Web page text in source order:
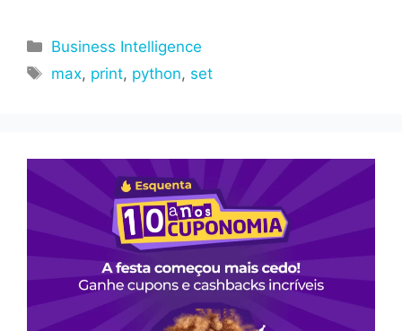
Categorias
Business Intelligence
Tags
max, print, python, set